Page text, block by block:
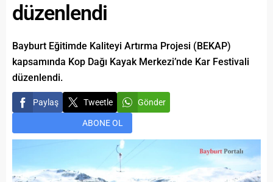
düzenlendi
Bayburt Eğitimde Kaliteyi Artırma Projesi (BEKAP)
kapsamında Kop Dağı Kayak Merkezi’nde Kar Festivali
düzenlendi.
Paylaş Tweetle Gönder
ABONE OL